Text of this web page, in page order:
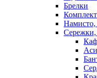
Брелки
Сережки,